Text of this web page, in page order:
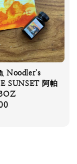
Noodler's
SUNSET 阿帕